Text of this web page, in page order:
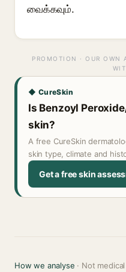
வைக்கவும்.
PROMOTION · OUR OWN
◆ CureSkin
Is Benzoyl
skin?
A free CureSkin
skin type, climate and
Get a free skin
How we analyse · Not